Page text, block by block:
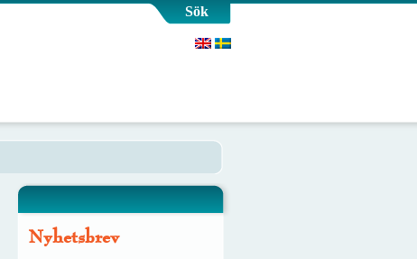
Sök
Nyhetsbrev